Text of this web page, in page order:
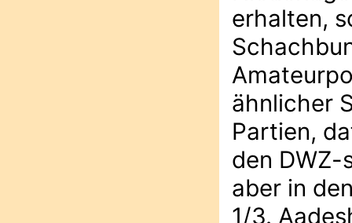
erhalten,
ähnlicher
Partien,
den DWZ-
aber in
1/3.